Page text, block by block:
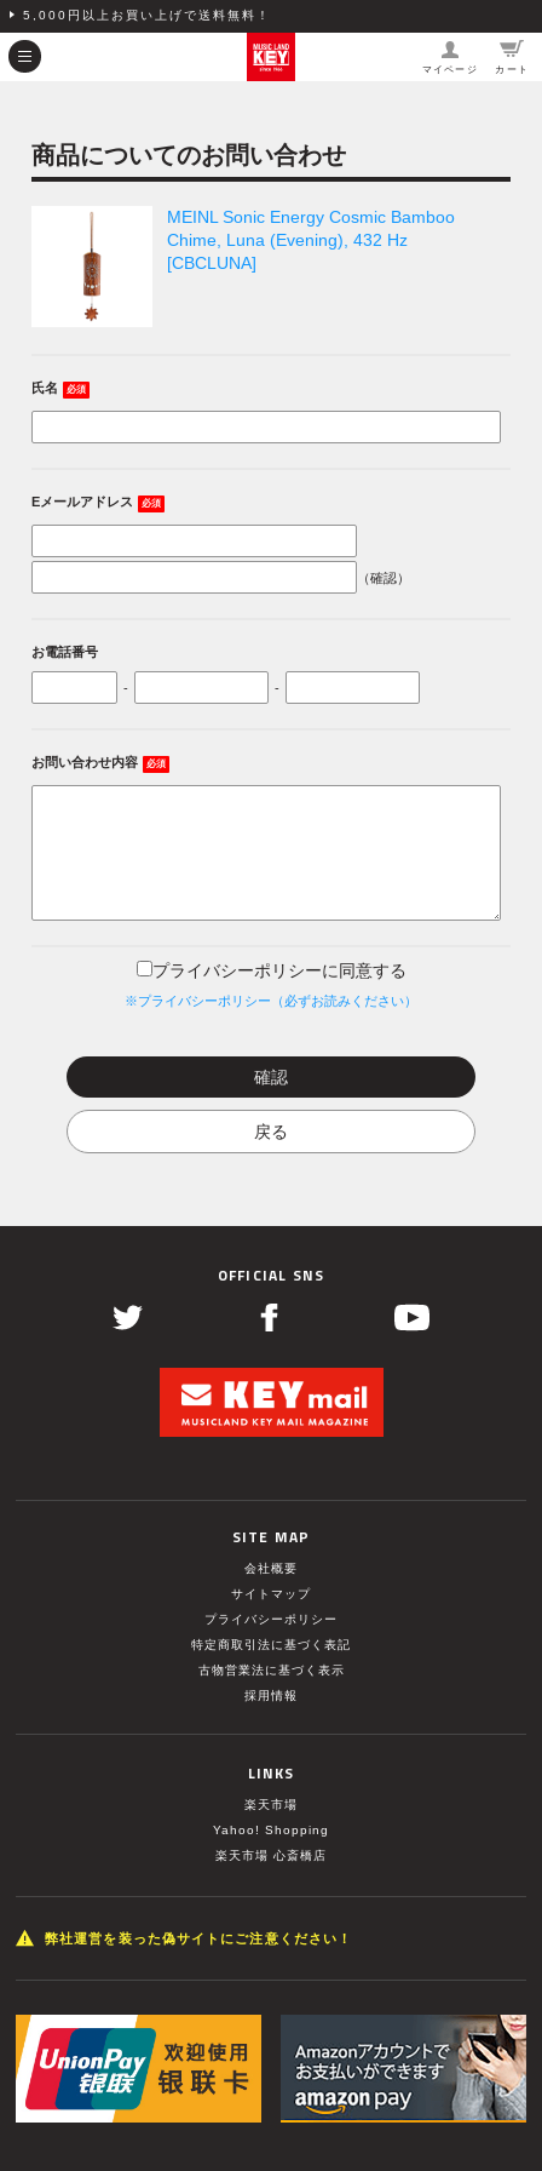
5,000円以上お買い上げで送料無料！
マイページ カート
商品についてのお問い合わせ
MEINL Sonic Energy Cosmic Bamboo
Chime, Luna (Evening), 432 Hz
[CBCLUNA]
氏名 必須
Eメールアドレス 必須
（確認）
お電話番号
- -
お問い合わせ内容 必須
プライバシーポリシーに同意する
※プライバシーポリシー（必ずお読みください）
OFFICIAL SNS
SITE MAP
会社概要
サイトマップ
プライバシーポリシー
特定商取引法に基づく表記
古物営業法に基づく表示
採用情報
LINKS
楽天市場
Yahoo! Shopping
楽天市場 心斎橋店
弊社運営を装った偽サイトにご注意ください！